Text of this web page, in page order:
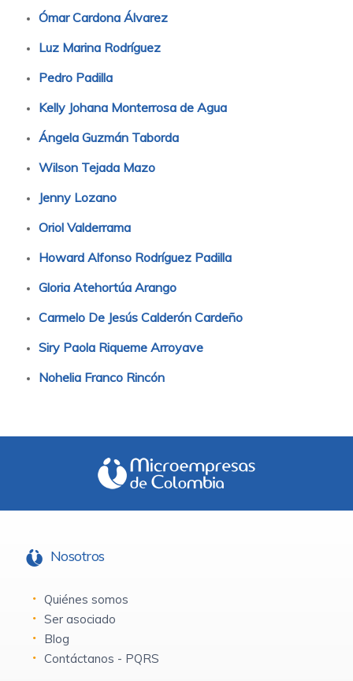
Ómar Cardona Álvarez
Luz Marina Rodríguez
Pedro Padilla
Kelly Johana Monterrosa de Agua
Ángela Guzmán Taborda
Wilson Tejada Mazo
Jenny Lozano
Oriol Valderrama
Howard Alfonso Rodríguez Padilla
Gloria Atehortúa Arango
Carmelo De Jesús Calderón Cardeño
Siry Paola Riqueme Arroyave
Nohelia Franco Rincón
Nosotros
Quiénes somos
Ser asociado
Blog
Contáctanos - PQRS